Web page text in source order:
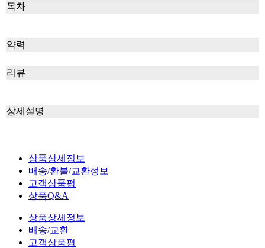
목차
약력
리뷰
상세설명
상품상세정보
배송/환불/교환정보
고객상품평
상품Q&A
상품상세정보
배송/교환
고객상품평